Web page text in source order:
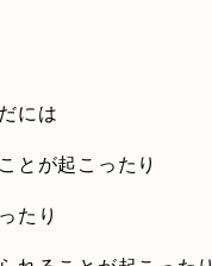
には
とが起こったり
たり